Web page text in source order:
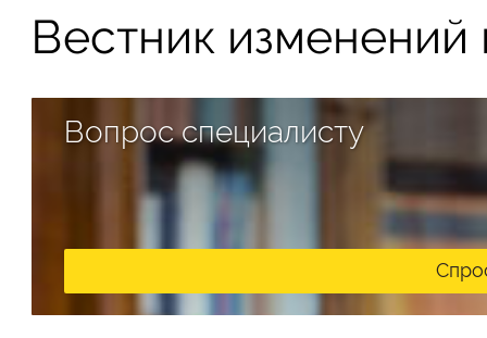
Вестник изменений
Вопрос специалисту